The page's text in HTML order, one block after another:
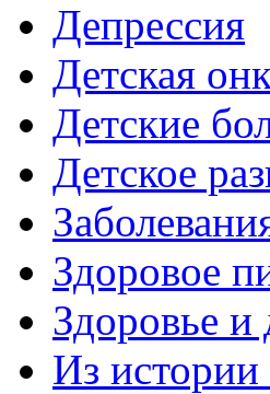
Депрессия
Детская
Детские
Детское
Здоровое
Здоровье и
Из истории